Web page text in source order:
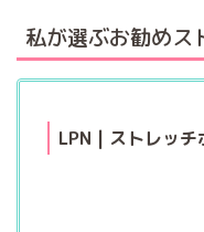
私が選ぶお勧めス
LPN | ストレッチ